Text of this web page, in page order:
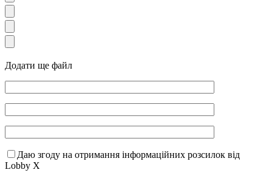
Додати ще файл
Даю згоду на отримання інформаційних розсилок від
Lobby X